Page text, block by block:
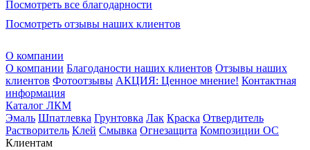
Посмотреть все благодарности
Посмотреть отзывы наших клиентов
О компании
О компании Благоданости наших клиентов Отзывы наших
клиентов Фотоотзывы АКЦИЯ: Ценное мнение! Контактная
информация
Каталог ЛКМ
Эмаль Шпатлевка Грунтовка Лак Краска Отвердитель
Растворитель Клей Смывка Огнезащита Композиции ОС
Клиентам